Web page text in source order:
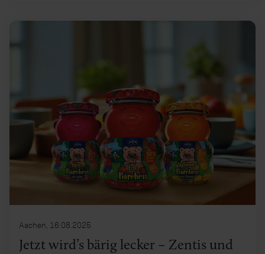
Aachen, 16.08.2025
Jetzt wird’s bärig lecker – Zentis und